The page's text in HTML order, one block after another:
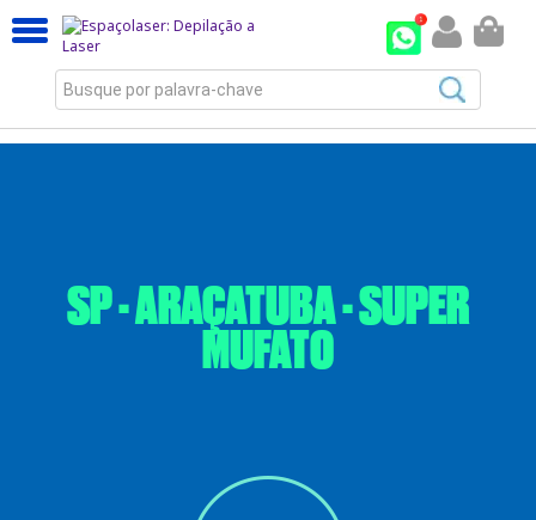
Busque por palavra-chave
SP - ARAÇATUBA - SUPER
MUFATO